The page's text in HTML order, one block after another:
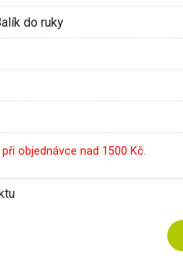
do ruky
objednávce nad 1500 Kč.